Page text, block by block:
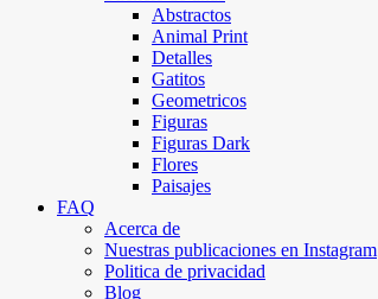
Abstractos
Animal Print
Detalles
Gatitos
Geometricos
Figuras
Figuras Dark
Flores
Paisajes
FAQ
Acerca de
Nuestras publicaciones en Instagram
Politica de privacidad
Blog